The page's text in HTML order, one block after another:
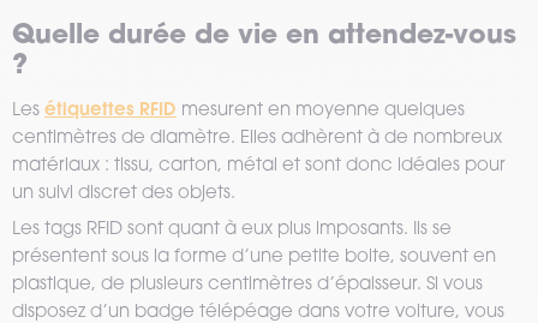
Quelle durée de vie en attendez-vous
?
Les étiquettes RFID mesurent en moyenne quelques
centimètres de diamètre. Elles adhèrent à de nombreux
matériaux : tissu, carton, métal et sont donc idéales pour
un suivi discret des objets.
Les tags RFID sont quant à eux plus imposants. Ils se
présentent sous la forme d’une petite boite, souvent en
plastique, de plusieurs centimètres d’épaisseur. Si vous
disposez d’un badge télépéage dans votre voiture, vous